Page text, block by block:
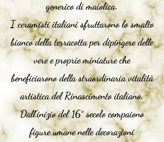
generico dimaiolica.
I ceramisti italiani sfruttarono lo smalto
bianco della terracotta per dipingere delle
vere e proprie miniature che
beneficiarono della straordinaria vitalità
artistica del Rinascimento italiano.
Dall'inizio del 16° secolo compaiono
figure umane nelle decorazioni